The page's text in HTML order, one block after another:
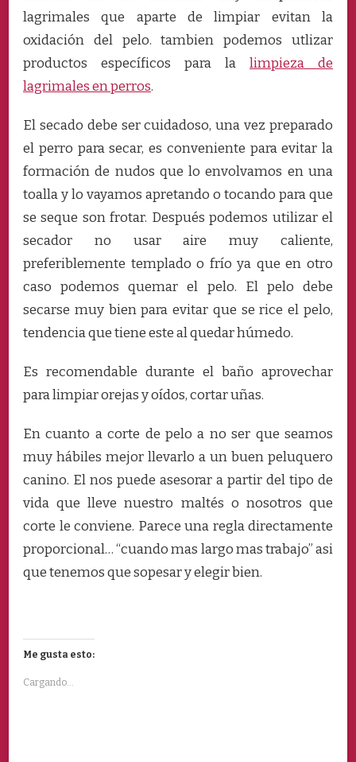
lagrimales que aparte de limpiar evitan la
oxidación del pelo. tambien podemos utlizar
productos específicos para la limpieza de
lagrimales en perros.
El secado debe ser cuidadoso, una vez preparado
el perro para secar, es conveniente para evitar la
formación de nudos que lo envolvamos en una
toalla y lo vayamos apretando o tocando para que
se seque son frotar. Después podemos utilizar el
secador no usar aire muy caliente,
preferiblemente templado o frío ya que en otro
caso podemos quemar el pelo. El pelo debe
secarse muy bien para evitar que se rice el pelo,
tendencia que tiene este al quedar húmedo.
Es recomendable durante el baño aprovechar
para limpiar orejas y oídos, cortar uñas.
En cuanto a corte de pelo a no ser que seamos
muy hábiles mejor llevarlo a un buen peluquero
canino. El nos puede asesorar a partir del tipo de
vida que lleve nuestro maltés o nosotros que
corte le conviene. Parece una regla directamente
proporcional… “cuando mas largo mas trabajo” asi
que tenemos que sopesar y elegir bien.
Me gusta esto:
Cargando...